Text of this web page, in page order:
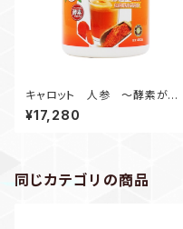
キャロット 人参 ～酵素が生
きている完全無農薬・自然農法
のにんじんエキス粉末～
¥17,280
同じカテゴリの商品